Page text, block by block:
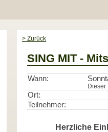
> Zurück
SING MIT -
Wann:
Dieser
Ort:
Teilnehmer:
Herzliche